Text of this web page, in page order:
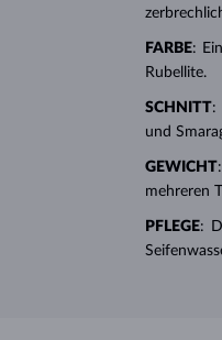
FARBE:
Rubellite.
SCHNITT:
und
GEWICHT
mehreren
PFLEGE: